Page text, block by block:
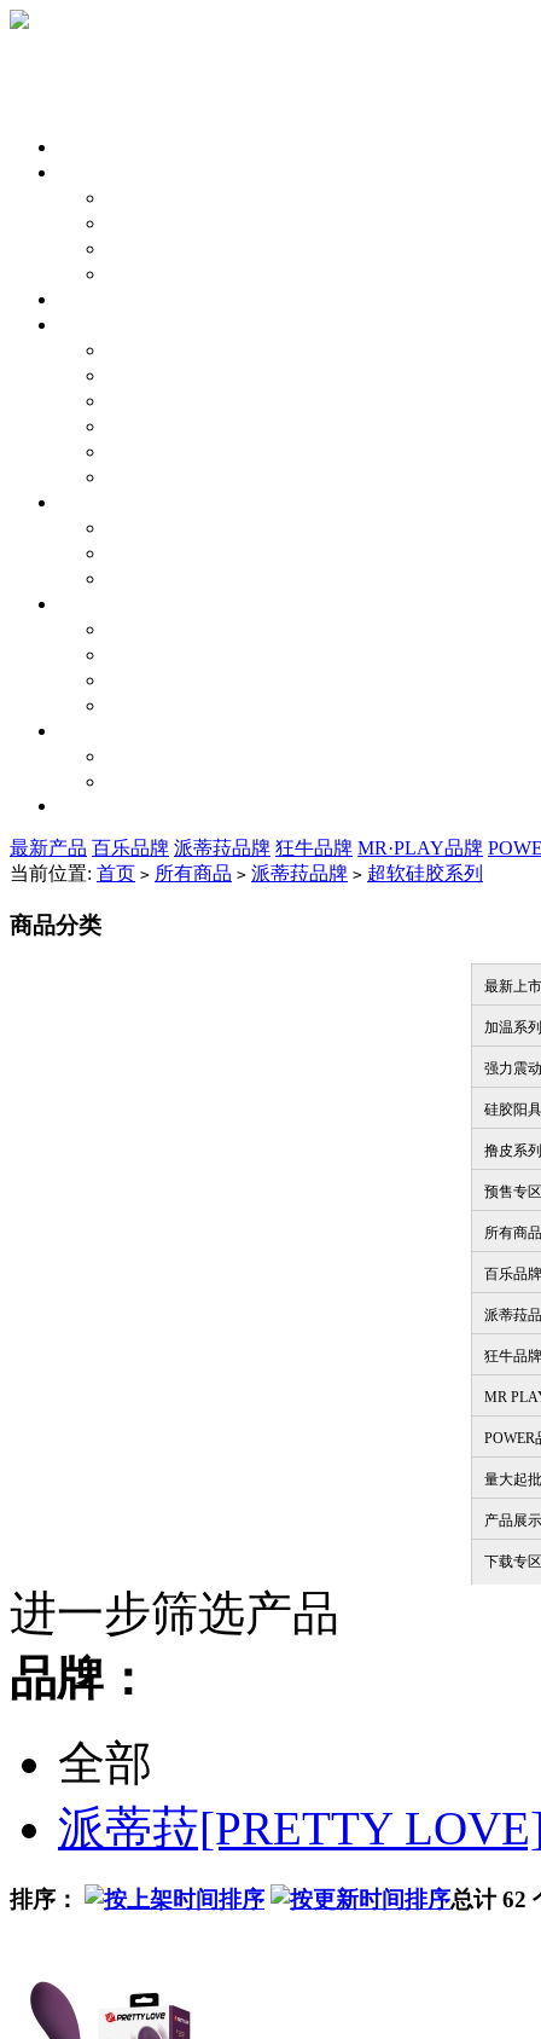
最新产品 百乐品牌 派蒂菈品牌 狂牛品牌 MR·PLAY品牌
当前位置: 首页 > 所有商品 > 派蒂菈品牌 > 超软硅胶系列
商品分类
最新上市
加温系列
强力震动
硅胶阳具
撸皮系列
预售专区
所有商品
百乐品牌
派蒂菈
狂牛品牌
MR
POWER
量大起批
产品展
下载专区
进一步筛选产品
品牌：
全部
派蒂菈[PRETTY
排序： 总计 62